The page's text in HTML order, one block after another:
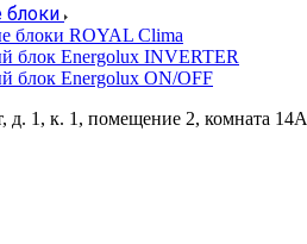
д. 1, к. 1, помещение 2, комната 14А
блоки ROYAL Clima
блок Energolux INVERTER
блок Energolux ON/OFF